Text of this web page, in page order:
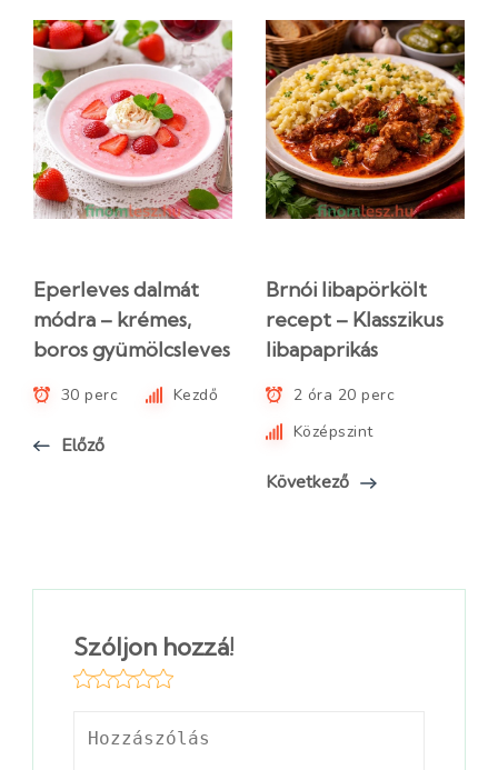
Eperleves dalmát
módra – krémes,
boros gyümölcsleves
30 perc Kezdő
Előző
Brnói libapörkölt
recept – Klasszikus
libapaprikás
2 óra 20 perc
Középszint
Következő
Szóljon hozzá!